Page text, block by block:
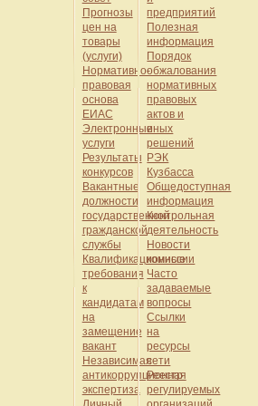
Прогнозы
цен на
товары
(услуги)
Нормативно-
правовая
основа
ЕИАС
Электронные
услуги
Результаты
конкурсов
Вакантные
должности
государственной
гражданской
службы
Квалификационные
требования
к
кандидатам
на
замещение
вакант
Независимая
антикоррупционная
экспертиза
предприятий
Полезная
информация
Порядок
обжалования
нормативных
правовых
актов и
иных
решений
РЭК
Кузбасса
Общедоступная
информация
Контрольная
деятельность
Новости
комиссии
Часто
задаваемые
вопросы
Ссылки
на
ресурсы
сети
Реестр
регулируемых